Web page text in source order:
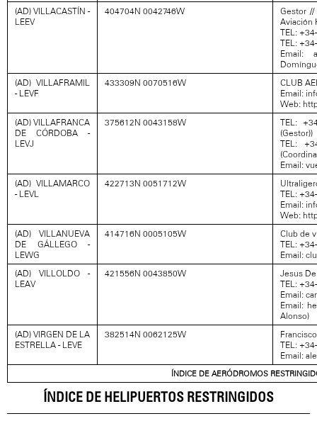
(AD) VILLACASTÍN -
LEEV
404704N 0042746W
Gestor //
Aviación
TEL:
TEL:
Email:
(AD) VILLAFRAMIL
- LEVF
433309N 0070516W
CLUB
Email:
Web:
(AD) VILLAFRANCA
DE CÓRDOBA -
LEVJ
375612N 0043158W
TEL:
(Gestor))
TEL:
Email:
(AD) VILLAMARCO
- LEVL
422713N 0051712W
TEL:
Email:
Web:
(AD) VILLANUEVA
DE GÁLLEGO -
LEWG
414716N 0005105W
Club de
TEL:
Email:
(AD) VILLOLDO -
LEAV
421556N 0043850W
Jesus
TEL:
Email:
Email:
Alonso)
(AD) VIRGEN DE LA
ESTRELLA - LEVE
382514N 0062125W
TEL:
Email:
ÍNDICE DE AERÓDROMOS
ÍNDICE DE HELIPUERTOS RESTRINGIDOS